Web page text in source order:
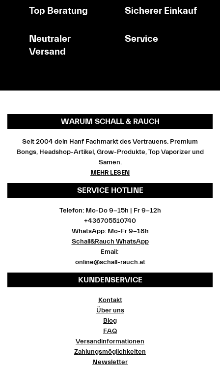
Top Beratung Sicherer Einkauf
Neutraler
Versand
Service
WARUM SCHALL & RAUCH
Seit 2004 dein Hanf Fachmarkt des Vertrauens. Premium
Bongs, Headshop-Artikel, Grow-Produkte, Top Vaporizer und
Samen.
MEHR LESEN
SERVICE HOTLINE
Telefon: Mo-Do 9-15h | Fr 9-12h
+436705510740
WhatsApp: Mo-Fr 9-18h
Schall&Rauch WhatsApp
Email:
online@schall-rauch.at
KUNDENSERVICE
Kontakt
Über uns
Blog
FAQ
Versandinformationen
Zahlungsmöglichkeiten
Newsletter